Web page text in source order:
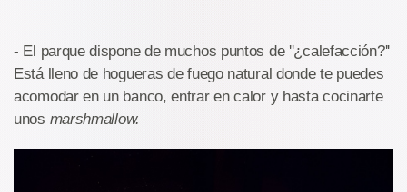
- El parque dispone de muchos puntos de ''¿calefacción?''
Está lleno de hogueras de fuego natural donde te puedes
acomodar en un banco, entrar en calor y hasta cocinarte
unos marshmallow.